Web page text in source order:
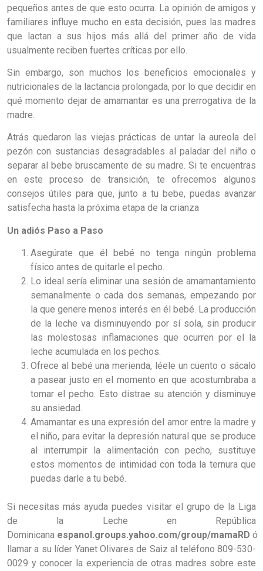
pequeños antes de que esto ocurra. La opinión de amigos y
familiares influye mucho en esta decisión, pues las madres
que lactan a sus hijos más allá del primer año de vida
usualmente reciben fuertes críticas por ello.
Sin embargo, son muchos los beneficios emocionales y
nutricionales de la lactancia prolongada, por lo que decidir en
qué momento dejar de amamantar es una prerrogativa de la
madre.
Atrás quedaron las viejas prácticas de untar la aureola del
pezón con sustancias desagradables al paladar del niño o
separar al bebe bruscamente de su madre. Si te encuentras
en este proceso de transición, te ofrecemos algunos
consejos útiles para que, junto a tu bebe, puedas avanzar
satisfecha hasta la próxima etapa de la crianza
Un adiós Paso a Paso
Asegúrate que él bebé no tenga ningún problema
físico antes de quitarle el pecho.
Lo ideal sería eliminar una sesión de amamantamiento
semanalmente o cada dos semanas, empezando por
la que genere menos interés en él bebé. La producción
de la leche va disminuyendo por sí sola, sin producir
las molestosas inflamaciones que ocurren por el la
leche acumulada en los pechos.
Ofrece al bebé una merienda, léele un cuento o sácalo
a pasear justo en el momento en que acostumbraba a
tomar el pecho. Esto distrae su atención y disminuye
su ansiedad.
Amamantar es una expresión del amor entre la madre y
el niño, para evitar la depresión natural que se produce
al interrumpir la alimentación con pecho, sustituye
estos momentos de intimidad con toda la ternura que
puedas darle a tu bebé.
Si necesitas más ayuda puedes visitar el grupo de la Liga
de la Leche en República
Dominicana espanol.groups.yahoo.com/group/mamaRD ó
llamar a su líder Yanet Olivares de Saiz al teléfono 809-530-
0029 y conocer la experiencia de otras madres sobre este